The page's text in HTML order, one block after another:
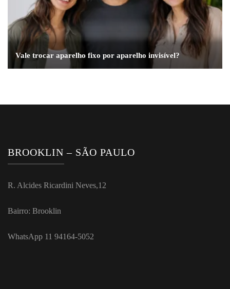
Vale trocar aparelho fixo por aparelho invisível?
BROOKLIN – SÃO PAULO
R. Alcides Ricardini Neves,12
Bairro: Brooklin
WhatsApp 11 94164-5052